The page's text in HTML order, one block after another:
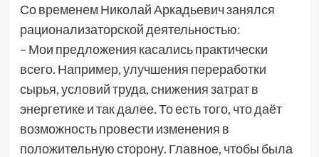
Со временем Николай Аркадьевич занялся
рационализаторской деятельностью:
– Мои предложения касались практически
всего. Например, улучшения переработки
сырья, условий труда, снижения затрат в
энергетике и так далее. То есть того, что даёт
возможность провести изменения в
положительную сторону. Главное, чтобы была